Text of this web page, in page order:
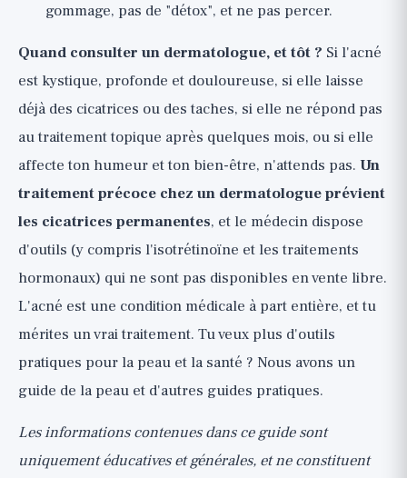
gommage, pas de "détox", et ne pas percer.
Quand consulter un dermatologue, et tôt ? Si l'acné
est kystique, profonde et douloureuse, si elle laisse
déjà des cicatrices ou des taches, si elle ne répond pas
au traitement topique après quelques mois, ou si elle
affecte ton humeur et ton bien-être, n'attends pas. Un
traitement précoce chez un dermatologue prévient
les cicatrices permanentes, et le médecin dispose
d'outils (y compris l'isotrétinoïne et les traitements
hormonaux) qui ne sont pas disponibles en vente libre.
L'acné est une condition médicale à part entière, et tu
mérites un vrai traitement. Tu veux plus d'outils
pratiques pour la peau et la santé ? Nous avons un
guide de la peau et d'autres guides pratiques.
Les informations contenues dans ce guide sont
uniquement éducatives et générales, et ne constituent